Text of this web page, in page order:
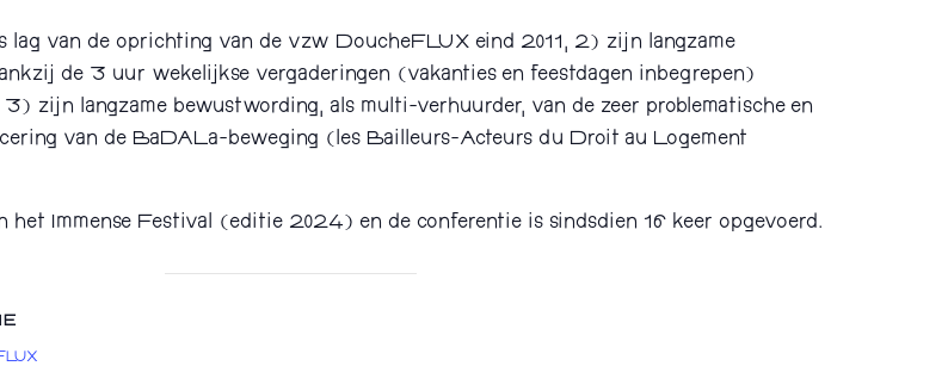
lag van de oprichting van de vzw DoucheFLUX eind 2011, 2) zijn langzame
de 3 uur wekelijkse vergaderingen (vakanties en feestdagen inbegrepen)
zijn langzame bewustwording, als multi-verhuurder, van de zeer problematische en
van de BaDALa-beweging (les Bailleurs-Acteurs du Droit au Logement
het Immense Festival (editie 2024) en de conferentie is sindsdien 16 keer opgevoerd.